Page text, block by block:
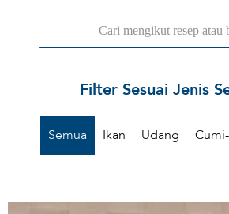
Filter Sesuai Jenis
Semua Ikan Udang